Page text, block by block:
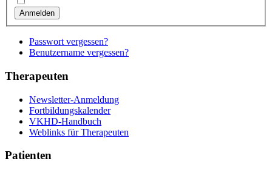
Anmelden
Passwort vergessen?
Benutzername vergessen?
Therapeuten
Newsletter-Anmeldung
Fortbildungskalender
VKHD-Handbuch
Weblinks für Therapeuten
Patienten